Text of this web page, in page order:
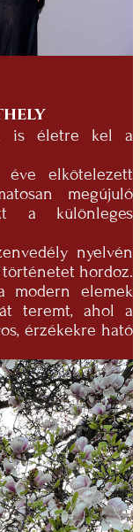
is életre kel a
elkötelezett
megújuló
a különleges
nyelvén
hordoz.
modern elemek
teremt, ahol a
érzékekre ható